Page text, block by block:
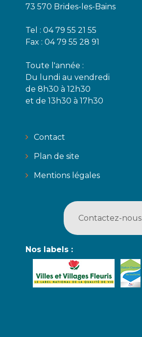
73 570 Brides-les-Bains
Tel : 04 79 55 21 55
Fax : 04 79 55 28 91
Toute l'année :
Du lundi au vendredi
de 8h30 à 12h30
et de 13h30 à 17h30
Contact
Plan de site
Mentions légales
Contactez-nous
Nos labels :